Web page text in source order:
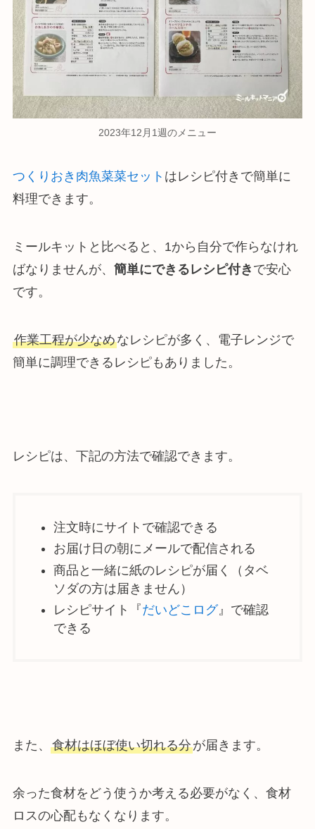
2023年12月1週のメニュー
つくりおき肉魚菜菜セット はレシピ付きで簡単に
料理できます。
ミールキットと比べると、1から自分で作らなけれ
ばなりませんが、 簡単にできるレシピ付き で安心
です。
作業工程が少なめなレシピが多く、電子レンジで
簡単に調理できるレシピもありました。
レシピは、下記の方法で確認できます。
注文時にサイトで確認できる
お届け日の朝にメールで配信される
商品と一緒に紙のレシピが届く（タベ
ソダの方は届きません）
レシピサイト『だいどこログ』で確認
できる
また、 食材はほぼ使い切れる分が届きます。
余った食材をどう使うか考える必要がなく、食材
ロスの心配もなくなります。